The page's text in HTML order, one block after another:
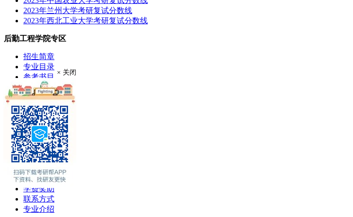
2023年兰州大学考研复试分数线
2023年西北工业大学考研复试分数线
后勤工程学院专区
招生简章
专业目录
参考书目
考研大纲
成绩查询
分数线
考研录取
考研真题
报录比
推荐免试
现场确认
在职硕士
考场安排
学费奖助
联系方式
专业介绍
× 关闭